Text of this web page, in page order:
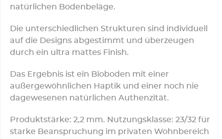
natürlichen Bodenbeläge.
Die unterschiedlichen Strukturen sind individuell
auf die Designs abgestimmt und überzeugen
durch ein ultra mattes Finish.
Das Ergebnis ist ein Bioboden mit einer
außergewöhnlichen Haptik und einer noch nie
dagewesenen natürlichen Authenzität.
Produktstärke: 2,2 mm. Nutzungsklasse: 23/32 für
starke Beanspruchung im privaten Wohnbereich